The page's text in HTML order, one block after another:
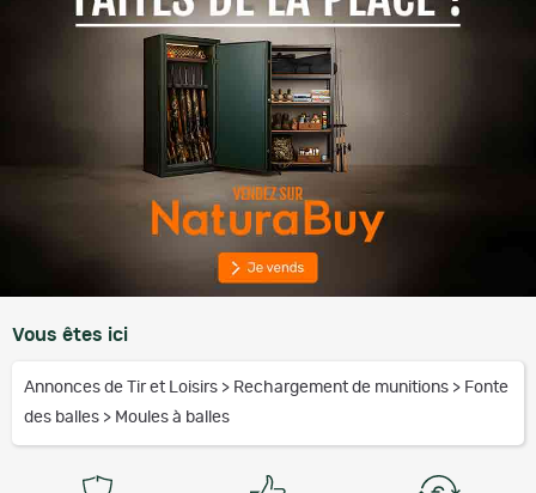
Vous êtes ici
Annonces de Tir et Loisirs > Rechargement de munitions > Fonte
des balles > Moules à balles